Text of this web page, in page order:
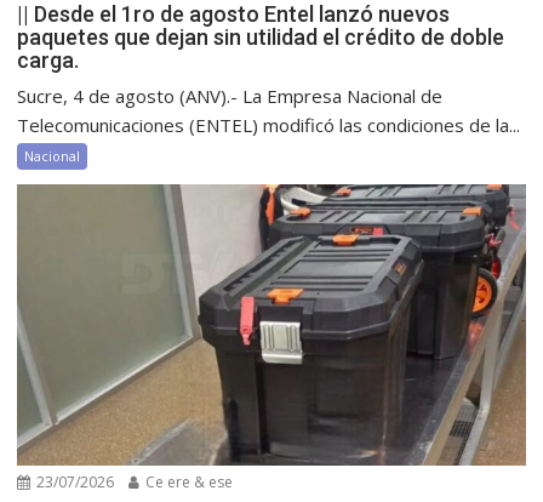
|| Desde el 1ro de agosto Entel lanzó nuevos
paquetes que dejan sin utilidad el crédito de doble
carga.
Sucre, 4 de agosto (ANV).- La Empresa Nacional de
Telecomunicaciones (ENTEL) modificó las condiciones de la...
Nacional
23/07/2026 Ce ere & ese